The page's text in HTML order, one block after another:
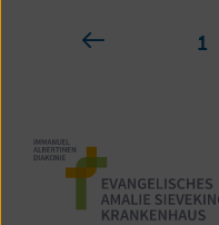
Seitevorherige 1